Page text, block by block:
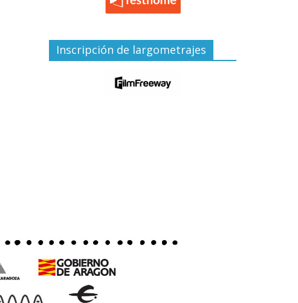
Inscripción de largometrajes